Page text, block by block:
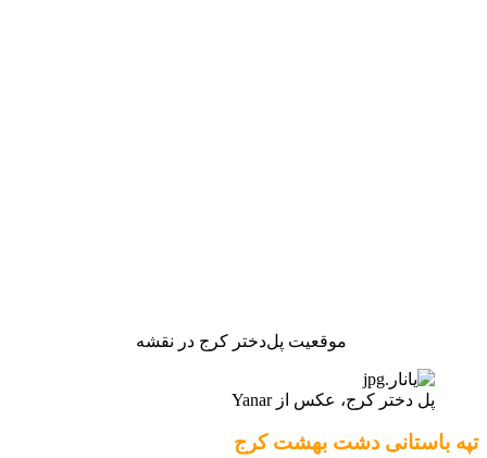
موقعیت پل‌دختر کرج در نقشه
پل دختر کرج، عکس از Yanar
تپه باستانی دشت بهشت کرج